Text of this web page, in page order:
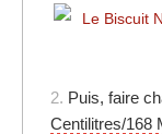
2. Puis, faire
Centilitres/168